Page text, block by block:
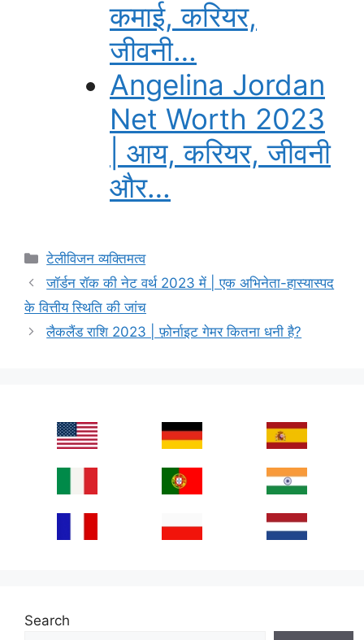
कमाई, करियर,
जीवनी…
Angelina Jordan
Net Worth 2023
| आय, करियर, जीवनी
और…
Categories
टेलीविजन व्यक्तिमत्व
जॉर्डन रॉक की नेट वर्थ 2023 में | एक अभिनेता-हास्यास्पद
के वित्तीय स्थिति की जांच
लैकलैंड राशि 2023 | फ़ोर्नाइट गेमर कितना धनी है?
Search